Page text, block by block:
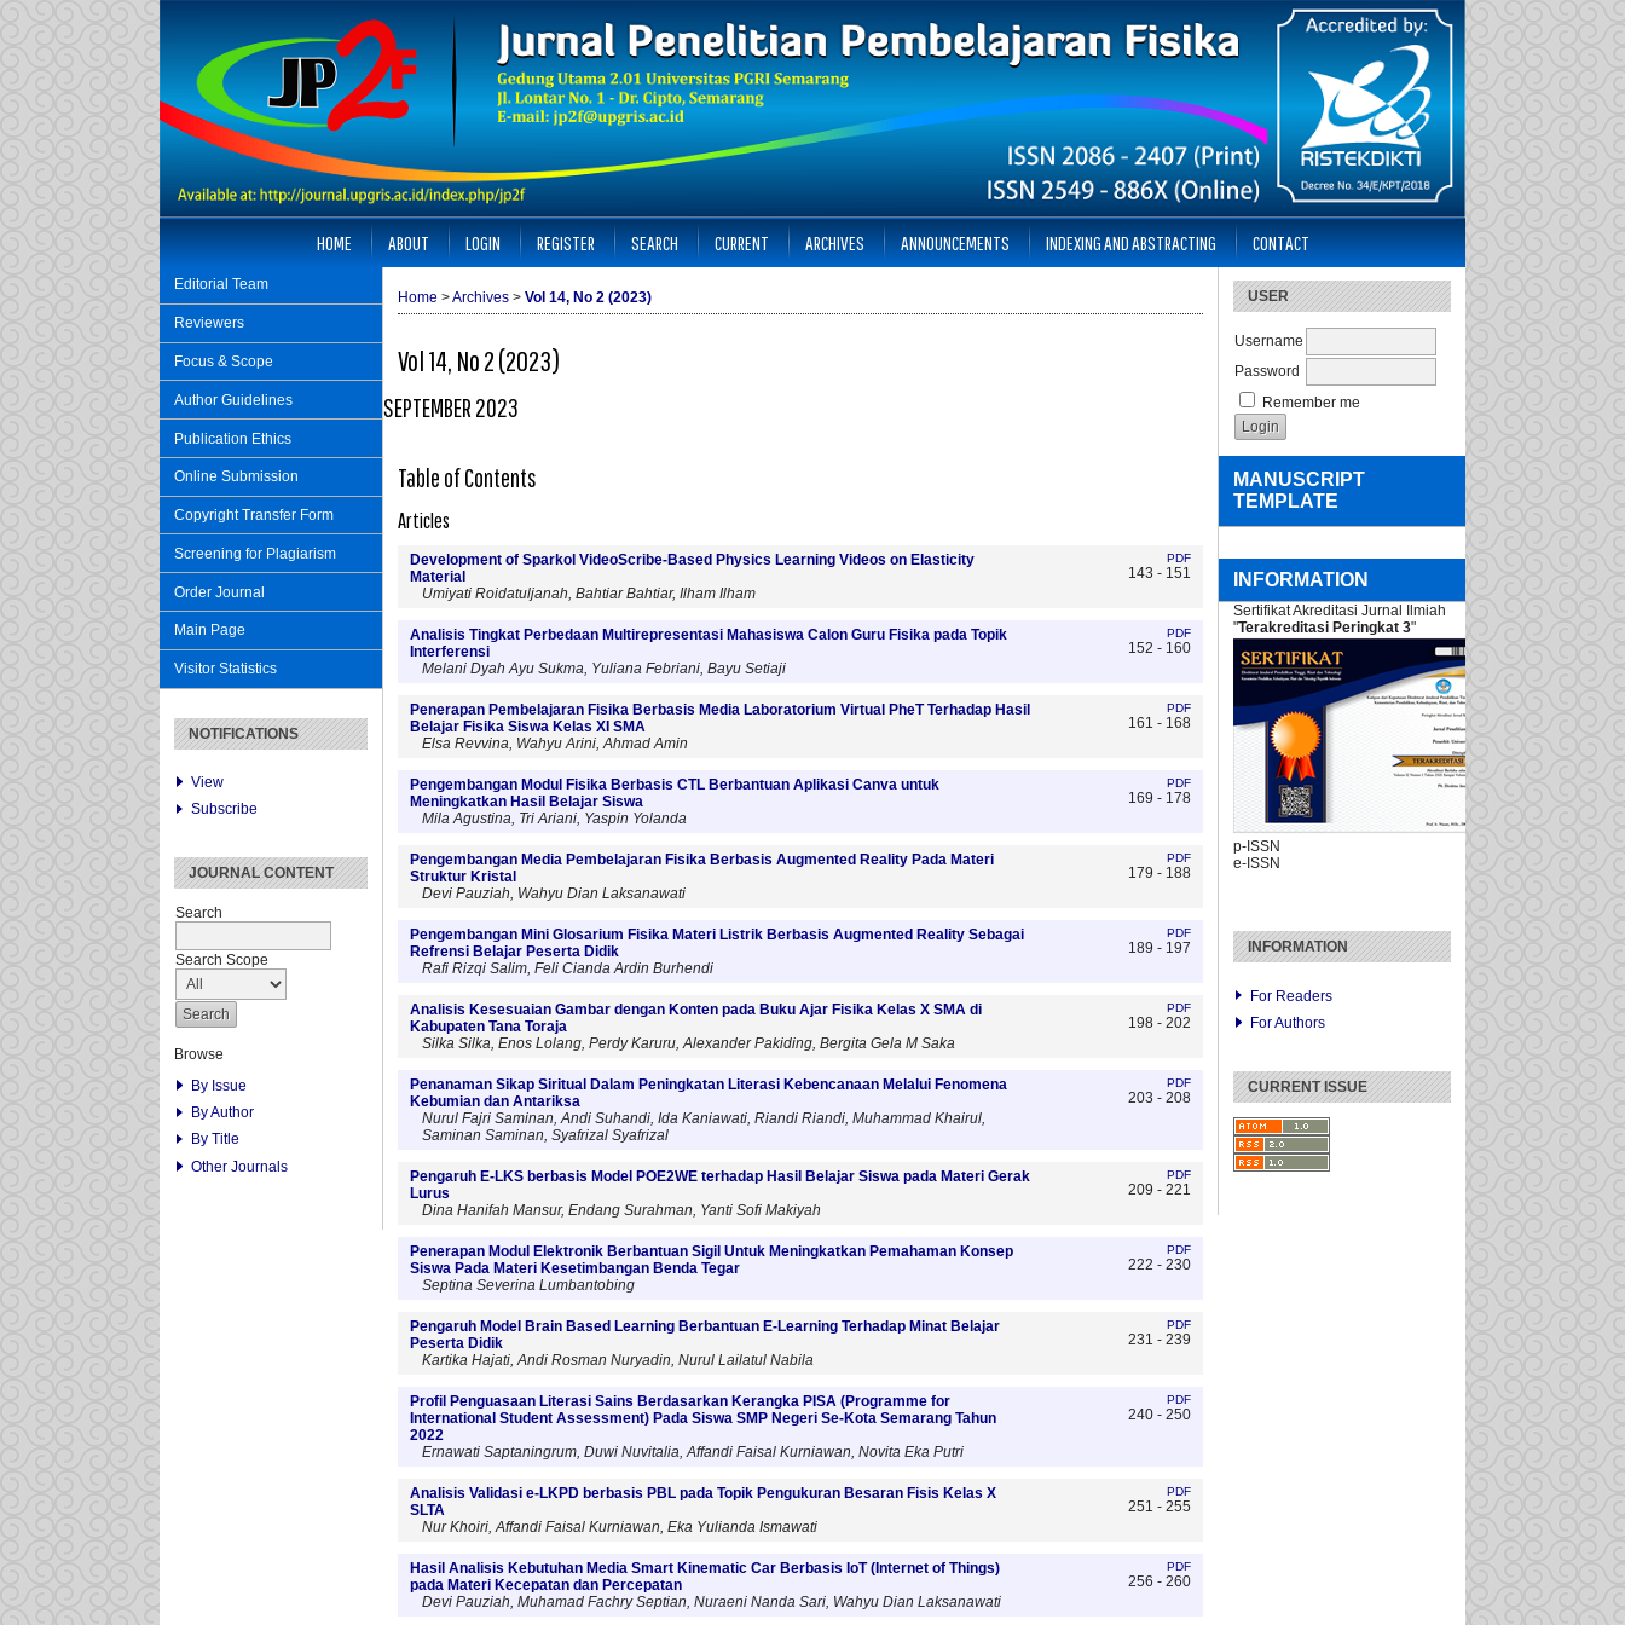
Editorial Team
Reviewers
Focus & Scope
Author Guidelines
Publication Ethics
Online Submission
Copyright Transfer Form
Screening for Plagiarism
Order Journal
Main Page
Visitor Statistics
NOTIFICATIONS
View
Subscribe
JOURNAL CONTENT
Search
Search Scope
Browse
By Issue
By Author
By Title
Other Journals
USER
Username
Password
Remember me
MANUSCRIPT
TEMPLATE
INFORMATION
Sertifikat Akreditasi Jurnal Ilmiah
"Terakreditasi Peringkat 3"
p-ISSN
e-ISSN
INFORMATION
For Readers
For Authors
CURRENT ISSUE
HOME ABOUT LOGIN REGISTER SEARCH CURRENT ARCHIVES ANNOUNCEMENTS INDEXING AND ABSTRACTING CONTACT
Home >Archives > Vol 14, No 2 (2023)
Vol 14, No 2 (2023)
SEPTEMBER 2023
Table of Contents
Articles
Development of Sparkol VideoScribe-Based Physics Learning Videos on Elasticity
Material
Umiyati Roidatuljanah, Bahtiar Bahtiar, Ilham Ilham
PDF
143 - 151
Analisis Tingkat Perbedaan Multirepresentasi Mahasiswa Calon Guru Fisika pada Topik
Interferensi
Melani Dyah Ayu Sukma, Yuliana Febriani, Bayu Setiaji
PDF
152 - 160
Penerapan Pembelajaran Fisika Berbasis Media Laboratorium Virtual PheT Terhadap Hasil
Belajar Fisika Siswa Kelas XI SMA
Elsa Revvina, Wahyu Arini, Ahmad Amin
PDF
161 - 168
Pengembangan Modul Fisika Berbasis CTL Berbantuan Aplikasi Canva untuk
Meningkatkan Hasil Belajar Siswa
Mila Agustina, Tri Ariani, Yaspin Yolanda
PDF
169 - 178
Pengembangan Media Pembelajaran Fisika Berbasis Augmented Reality Pada Materi
Struktur Kristal
Devi Pauziah, Wahyu Dian Laksanawati
PDF
179 - 188
Pengembangan Mini Glosarium Fisika Materi Listrik Berbasis Augmented Reality Sebagai
Refrensi Belajar Peserta Didik
Rafi Rizqi Salim, Feli Cianda Ardin Burhendi
PDF
189 - 197
Analisis Kesesuaian Gambar dengan Konten pada Buku Ajar Fisika Kelas X SMA di
Kabupaten Tana Toraja
Silka Silka, Enos Lolang, Perdy Karuru, Alexander Pakiding, Bergita Gela M Saka
PDF
198 - 202
Penanaman Sikap Siritual Dalam Peningkatan Literasi Kebencanaan Melalui Fenomena
Kebumian dan Antariksa
Nurul Fajri Saminan, Andi Suhandi, Ida Kaniawati, Riandi Riandi, Muhammad Khairul,
Saminan Saminan, Syafrizal Syafrizal
PDF
203 - 208
Pengaruh E-LKS berbasis Model POE2WE terhadap Hasil Belajar Siswa pada Materi Gerak
Lurus
Dina Hanifah Mansur, Endang Surahman, Yanti Sofi Makiyah
PDF
209 - 221
Penerapan Modul Elektronik Berbantuan Sigil Untuk Meningkatkan Pemahaman Konsep
Siswa Pada Materi Kesetimbangan Benda Tegar
Septina Severina Lumbantobing
PDF
222 - 230
Pengaruh Model Brain Based Learning Berbantuan E-Learning Terhadap Minat Belajar
Peserta Didik
Kartika Hajati, Andi Rosman Nuryadin, Nurul Lailatul Nabila
PDF
231 - 239
Profil Penguasaan Literasi Sains Berdasarkan Kerangka PISA (Programme for
International Student Assessment) Pada Siswa SMP Negeri Se-Kota Semarang Tahun
2022
Ernawati Saptaningrum, Duwi Nuvitalia, Affandi Faisal Kurniawan, Novita Eka Putri
PDF
240 - 250
Analisis Validasi e-LKPD berbasis PBL pada Topik Pengukuran Besaran Fisis Kelas X
SLTA
Nur Khoiri, Affandi Faisal Kurniawan, Eka Yulianda Ismawati
PDF
251 - 255
Hasil Analisis Kebutuhan Media Smart Kinematic Car Berbasis IoT (Internet of Things)
pada Materi Kecepatan dan Percepatan
Devi Pauziah, Muhamad Fachry Septian, Nuraeni Nanda Sari, Wahyu Dian Laksanawati
PDF
256 - 260